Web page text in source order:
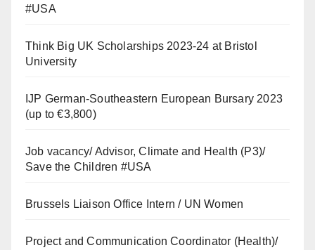
#USA
Think Big UK Scholarships 2023-24 at Bristol
University
IJP German-Southeastern European Bursary 2023
(up to €3,800)
Job vacancy/ Advisor, Climate and Health (P3)/
Save the Children #USA
Brussels Liaison Office Intern / UN Women
Project and Communication Coordinator (Health)/